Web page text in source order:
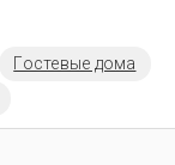
Гостевые дома